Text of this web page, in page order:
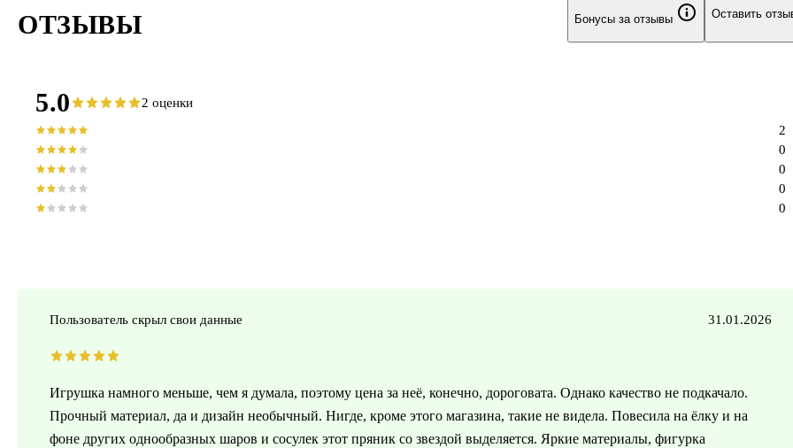
ОТЗЫВЫ Бонусы за отзывы Оставить
5.0 2 оценки
0
0
0
0
2
Пользователь скрыл свои данные 31.01.2026
Игрушка намного меньше, чем я думала, поэтому цена за неё, конечно, дороговата. Однако качество не подкачало.
Прочный материал, да и дизайн необычный. Нигде, кроме этого магазина, такие не видела. Повесила на ёлку и на
фоне других однообразных шаров и сосулек этот пряник со звездой выделяется. Яркие материалы, фигурка